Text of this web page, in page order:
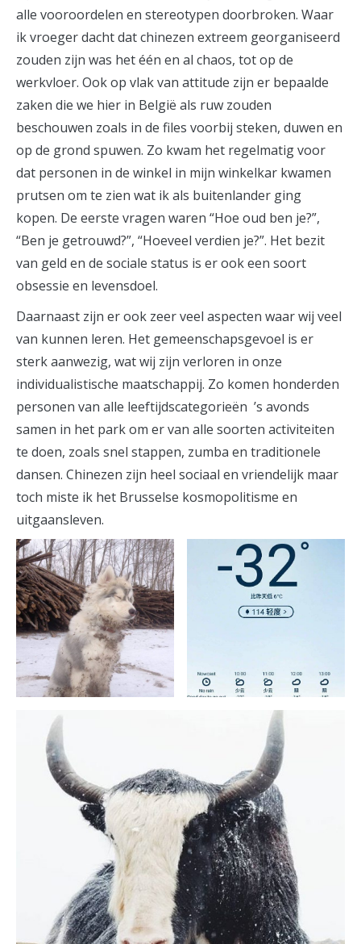
alle vooroordelen en stereotypen doorbroken. Waar
ik vroeger dacht dat chinezen extreem georganiseerd
zouden zijn was het één en al chaos, tot op de
werkvloer. Ook op vlak van attitude zijn er bepaalde
zaken die we hier in België als ruw zouden
beschouwen zoals in de files voorbij steken, duwen en
op de grond spuwen. Zo kwam het regelmatig voor
dat personen in de winkel in mijn winkelkar kwamen
prutsen om te zien wat ik als buitenlander ging
kopen. De eerste vragen waren “Hoe oud ben je?”,
“Ben je getrouwd?”, “Hoeveel verdien je?”. Het bezit
van geld en de sociale status is er ook een soort
obsessie en levensdoel.
Daarnaast zijn er ook zeer veel aspecten waar wij veel
van kunnen leren. Het gemeenschapsgevoel is er
sterk aanwezig, wat wij zijn verloren in onze
individualistische maatschappij. Zo komen honderden
personen van alle leeftijdscategorieën ’s avonds
samen in het park om er van alle soorten activiteiten
te doen, zoals snel stappen, zumba en traditionele
dansen. Chinezen zijn heel sociaal en vriendelijk maar
toch miste ik het Brusselse kosmopolitisme en
uitgaansleven.